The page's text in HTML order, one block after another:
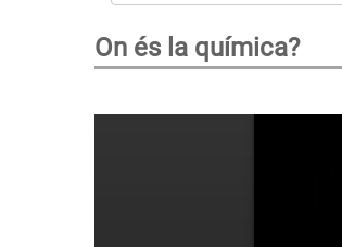
On és la química?